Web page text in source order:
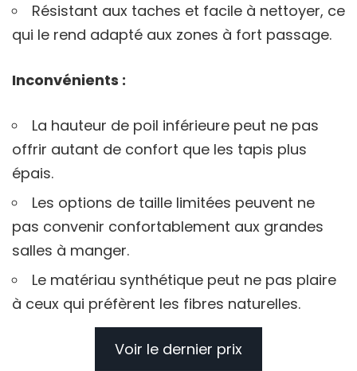
Résistant aux taches et facile à nettoyer, ce
qui le rend adapté aux zones à fort passage.
Inconvénients :
La hauteur de poil inférieure peut ne pas
offrir autant de confort que les tapis plus
épais.
Les options de taille limitées peuvent ne
pas convenir confortablement aux grandes
salles à manger.
Le matériau synthétique peut ne pas plaire
à ceux qui préfèrent les fibres naturelles.
Voir le dernier prix